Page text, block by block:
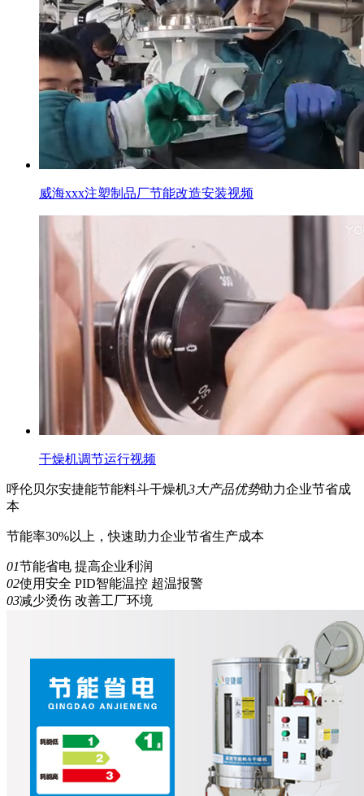
威海xxx注塑制品厂节能改造安装视频
干燥机调节运行视频
呼伦贝尔安捷能节能料斗干燥机3大产品优势助力企业节省成
本
节能率30%以上，快速助力企业节省生产成本
01节能省电 提高企业利润
02使用安全 PID智能温控 超温报警
03减少烫伤 改善工厂环境